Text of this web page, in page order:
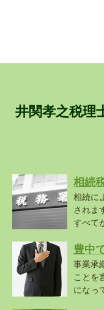
井関孝之税理
相続
相続に
されま
すべて
豊中
事業承
ことを
になっ